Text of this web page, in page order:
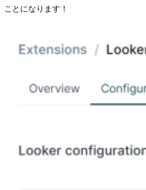
ことになります！